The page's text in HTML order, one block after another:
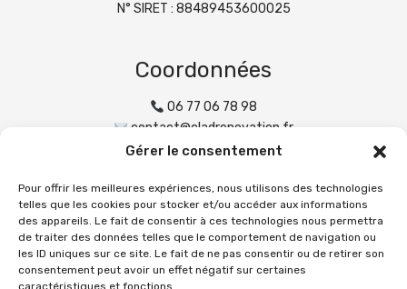
Gérer le consentement
Pour offrir les meilleures expériences, nous utilisons des technologies
telles que les cookies pour stocker et/ou accéder aux informations
des appareils. Le fait de consentir à ces technologies nous permettra
de traiter des données telles que le comportement de navigation ou
les ID uniques sur ce site. Le fait de ne pas consentir ou de retirer son
consentement peut avoir un effet négatif sur certaines
caractéristiques et fonctions.
N° SIRET : 88489453600025
Coordonnées
06 77 06 78 98
contact@cladrenovation.fr
6 Chemin de Grandvaux
69130 ECULLY